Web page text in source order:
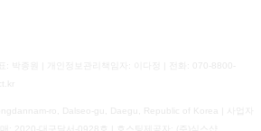
: 박종원 | 개인정보관리책임자: 이다정 | 전화: 070-8800-
ro, Dalseo-gu, Daegu, Republic of Korea | 사업자
2020-대구달서-0928호 | 호스팅제공자: (주)식스샵